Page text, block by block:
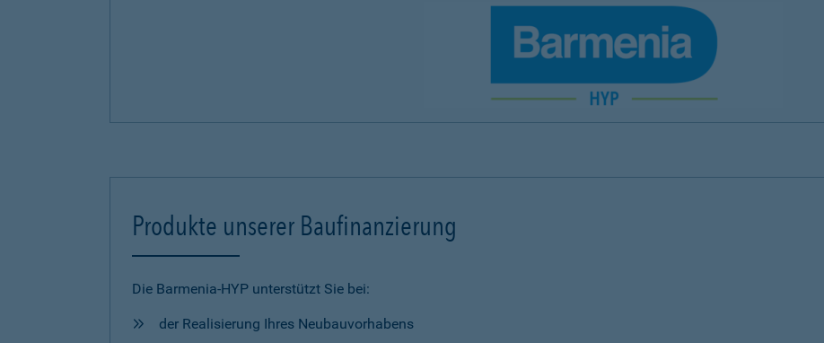
Produkte unserer Baufinanzierung
Die Barmenia-HYP unterstützt Sie bei:
der Realisierung Ihres Neubauvorhabens